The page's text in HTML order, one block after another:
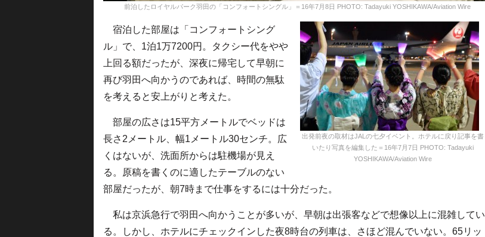
前泊したロイヤルパーク羽田の「コンフォートシングル」＝16年7月8日 PHOTO: Tadayuki YOSHIKAWA/Aviation Wire
出発前夜の取材はJALの七夕イベント。ホテルに戻り記事を書
いたり写真を編集した＝16年7月7日 PHOTO: Tadayuki
YOSHIKAWA/Aviation Wire
宿泊した部屋は「コンフォートシング
ル」で、1泊1万7200円。タクシー代をやや
上回る額だったが、深夜に帰宅して早朝に
再び羽田へ向かうのであれば、時間の無駄
を考えると安上がりと考えた。
部屋の広さは15平方メートルでベッドは
長さ2メートル、幅1メートル30センチ。広
くはないが、洗面所からは駐機場が見え
る。原稿を書くのに適したテーブルのない
部屋だったが、朝7時まで仕事をするには十分だった。
私は京浜急行で羽田へ向かうことが多いが、早朝は出張客などで想像以上に混雑してい
る。しかし、ホテルにチェックインした夜8時台の列車は、さほど混んでいない。65リッ